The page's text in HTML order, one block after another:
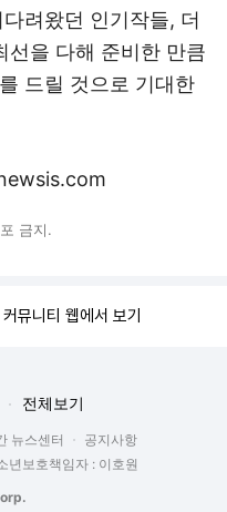
려왔던 인기작들, 더
선을 다해 준비한 만큼
드릴 것으로 기대한
금지.
뮤니티 웹에서 보기
전체보기
뉴스센터
공지사항
년보호책임자 : 이호원